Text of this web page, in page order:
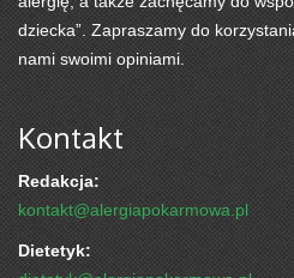
dziecka”. Zapraszamy do
nami swoimi opiniami.
Kontakt
Redakcja:
kontakt@alergiapokarmowa.pl
Dietetyk: